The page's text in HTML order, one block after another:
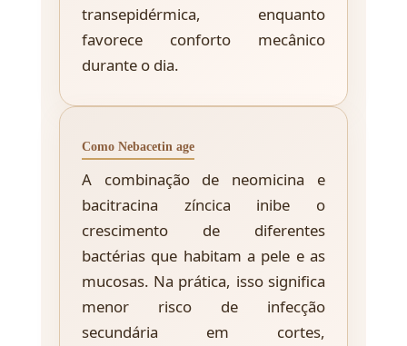
transepidérmica, enquanto
favorece conforto mecânico
durante o dia.
Como Nebacetin age
A combinação de neomicina e
bacitracina zíncica inibe o
crescimento de diferentes
bactérias que habitam a pele e as
mucosas. Na prática, isso significa
menor risco de infecção
secundária em cortes,